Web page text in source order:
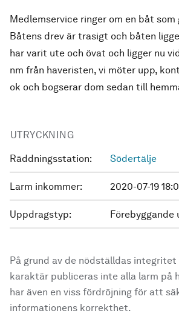
Medlemservice ringer om en båt
Båtens drev är trasigt och båten
har varit ute och övat och ligger nu
nm från haveristen, vi möter upp,
ok och bogserar dom sedan till
UTRYCKNING
Räddningsstation: Södertälje
Larm inkommer: 2020-07-19
Uppdragstyp: Förebyggande
På grund av de nödställdas
karaktär publiceras inte alla larm på
har även en viss fördröjning för att
informationens korrekthet.